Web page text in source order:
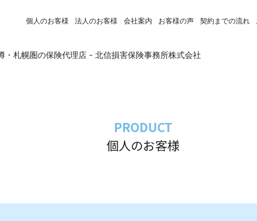
個人のお客様 法人のお客様 会社案内 お客様の声 契約までの流れ
・札幌圏の保険代理店 - 北信損害保険事務所株式会社
PRODUCT
個人のお客様